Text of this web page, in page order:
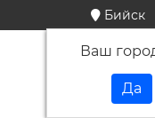
Бийск
Ваш